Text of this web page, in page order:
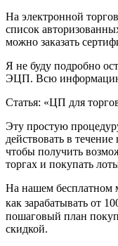
На электронной
список
можно заказать
Я не буду подробно
ЭЦП. Всю информацию
Статья: «ЦП для
Эту простую
действовать в
чтобы получить
торгах и покупать
На нашем бесплатном
как зарабатывать от
пошаговый план
скидкой.